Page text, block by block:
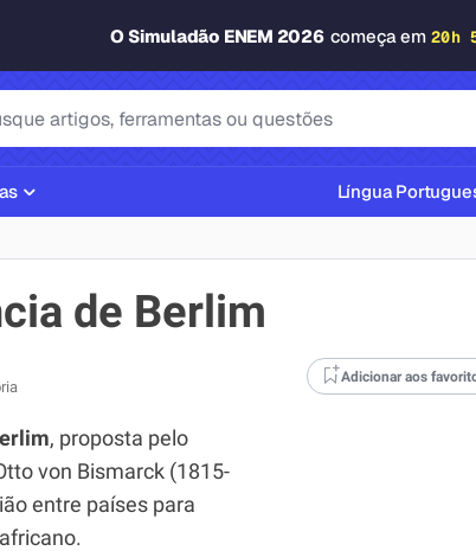
O Simuladão ENEM 2026 começa em 20h
Dever de Casa
de Redação
Bibliográficas ABNT
Língua
de Berlim
Adicionar aos
, proposta pelo
von Bismarck (1815-
entre países para